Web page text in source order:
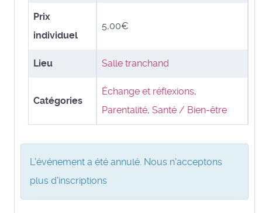
Prix
individuel
5,00€
Lieu Salle tranchand
Catégories
Échange et réflexions,
Parentalité, Santé / Bien-être
L'événement a été annulé. Nous n'acceptons
plus d'inscriptions